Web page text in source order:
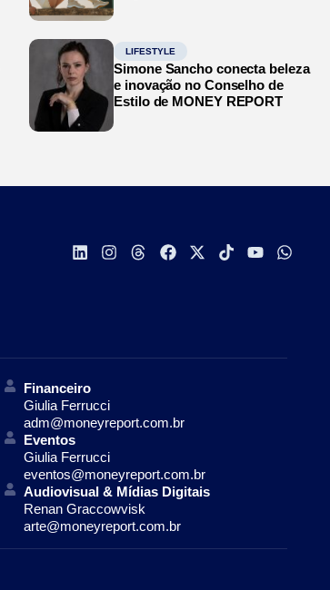
LIFESTYLE
Simone Sancho conecta beleza
e inovação no Conselho de
Estilo de MONEY REPORT
Financeiro
Giulia Ferrucci
adm@moneyreport.com.br
Eventos
Giulia Ferrucci
eventos@moneyreport.com.br
Audiovisual & Mídias Digitais
Renan Graccowvisk
arte@moneyreport.com.br